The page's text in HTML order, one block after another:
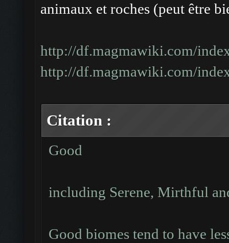
animaux et roches (peut être
http://df.magmawiki.com/
http://df.magmawiki.com/
Citation :
Good
including Serene, Mirthful
Good biomes tend to have